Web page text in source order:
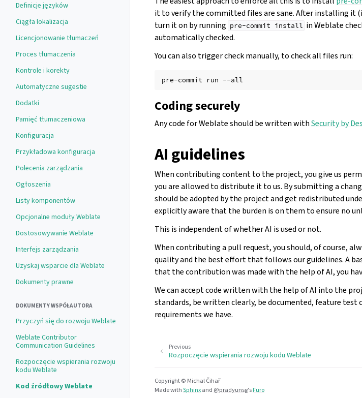
Definicje języków
Ciągła lokalizacja
Licencjonowanie tłumaczeń
Proces tłumaczenia
Kontrole i korekty
Automatyczne sugestie
Dodatki
Pamięć tłumaczeniowa
Konfiguracja
Przykładowa konfiguracja
Polecenia zarządzania
Ogłoszenia
Listy komponentów
Opcjonalne moduły Weblate
Dostosowywanie Weblate
Interfejs zarządzania
Uzyskaj wsparcie dla Weblate
Dokumenty prawne
DOKUMENTY WSPÓŁAUTORA
Przyczyń się do rozwoju Weblate
Weblate Contributor
Communication Guidelines
Rozpoczęcie wspierania rozwoju
kodu Weblate
Kod źródłowy Weblate
it to verify the committed files are sane. After installing it
turn it on by running pre-commit install in Weblate
automatically checked.
You can also trigger check manually, to check all files run:
pre-commit run
Coding securely
Any code for Weblate should be written withSecurity by
AI guidelines
When contributing content to the project, you give us
you are allowed to distribute it to us. By submitting a
should be adopted by the project and get redistributed
explicitly aware that the burden is on them to ensure no
This is independent of whether AI is used or not.
When contributing a pull request, you should, of course,
quality and the best effort that follows our guidelines. A
that the contribution was made with the help of AI, you
We can accept code written with the help of AI into the
standards, be written clearly, be documented, feature test
requirements we have.
Previous
Rozpoczęcie wspierania rozwoju kodu Weblate
Copyright © Michal Čihař
Made withSphinxand @pradyunsg'sFuro